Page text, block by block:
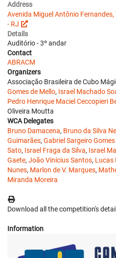
Address
Avenida Miguel Antônio
- RJ
Details
Auditório - 3º andar
Contact
ABRACM
Organizers
Associação Brasileira de Cubo
Gomes de Mello, Israel Machado
Pedro Henrique Maciel Ceccopieri
Oliveira Moutta
WCA Delegates
Bruno Damacena, Bruno da Silva
Guimarães, Gabriel Sargeiro
Sato, Israel Fraga da Silva, Israel
Gaete, João Vinícius Santos, Lucas
Nunes, Marlon de V. Marques,
Miranda Moreira
Download all the competition's
Information